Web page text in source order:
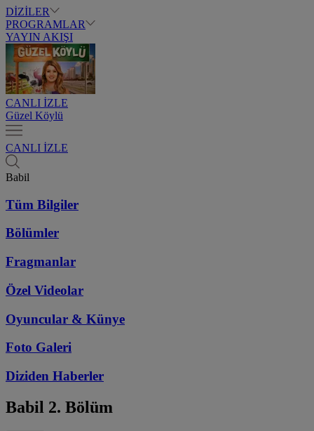
DİZİLER
PROGRAMLAR
YAYIN AKIŞI
CANLI İZLE
Güzel Köylü
CANLI İZLE
Babil
Tüm Bilgiler
Bölümler
Fragmanlar
Özel Videolar
Oyuncular & Künye
Foto Galeri
Diziden Haberler
Babil 2. Bölüm